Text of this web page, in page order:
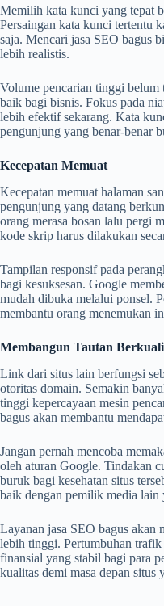
Memilih kata kunci yang tepat
Persaingan kata kunci tertentu
saja. Mencari jasa SEO bagus
lebih realistis.
Volume pencarian tinggi belum
baik bagi bisnis. Fokus pada
lebih efektif sekarang. Kata
pengunjung yang benar-benar
Kecepatan Memuat
Kecepatan memuat halaman
pengunjung yang datang
orang merasa bosan lalu pergi
kode skrip harus dilakukan
Tampilan responsif pada
bagi kesuksesan. Google
mudah dibuka melalui ponsel.
membantu orang menemukan
Membangun Tautan
Link dari situs lain berfungsi
otoritas domain. Semakin
tinggi kepercayaan mesin
bagus akan membantu
Jangan pernah mencoba
oleh aturan Google. Tindakan
buruk bagi kesehatan situs
baik dengan pemilik media lain
Layanan jasa SEO bagus akan
lebih tinggi. Pertumbuhan
finansial yang stabil bagi para
kualitas demi masa depan situs